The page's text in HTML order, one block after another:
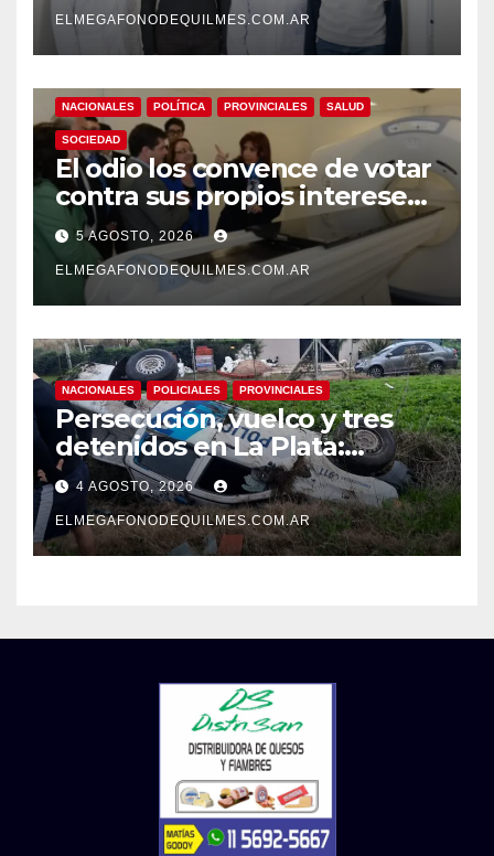
envejecimiento cerebral y las
demencias
ELMEGAFONODEQUILMES.COM.AR
NACIONALES POLÍTICA PROVINCIALES SALUD
SOCIEDAD
El odio los convence de votar
contra sus propios intereses.
Una Sociedad atrapada en la
grieta
5 AGOSTO, 2026
ELMEGAFONODEQUILMES.COM.AR
NACIONALES POLICIALES PROVINCIALES
Persecución, vuelco y tres
detenidos en La Plata:
recuperaron motos robadas
tras un operativo policial
4 AGOSTO, 2026
ELMEGAFONODEQUILMES.COM.AR